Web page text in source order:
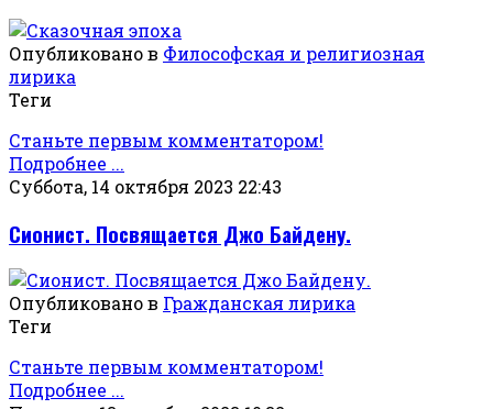
Опубликовано в Философская и религиозная
лирика
Теги
Станьте первым комментатором!
Подробнее ...
Суббота, 14 октября 2023 22:43
Сионист. Посвящается Джо Байдену.
Опубликовано в Гражданская лирика
Теги
Станьте первым комментатором!
Подробнее ...